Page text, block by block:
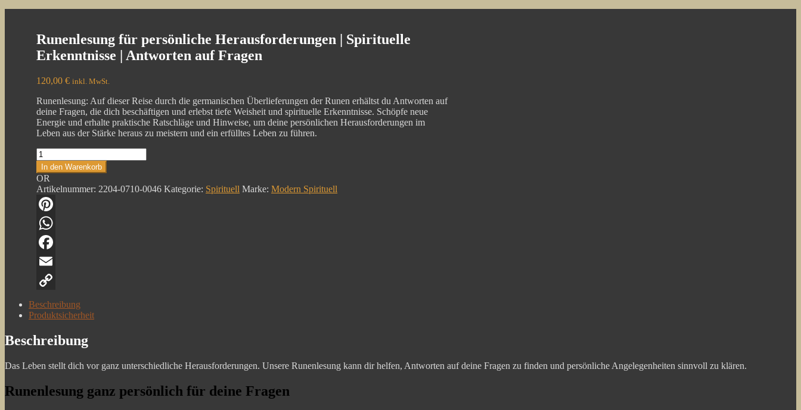
Runenlesung für persönliche Herausforderungen | Spirituelle
Erkenntnisse | Antworten auf Fragen
120,00€ inkl. MwSt.
Runenlesung: Auf dieser Reise durch die germanischen Überlieferungen der Runen erhältst du Antworten auf
deine Fragen, die dich beschäftigen und erlebst tiefe Weisheit und spirituelle Erkenntnisse. Schöpfe neue
Energie und erhalte praktische Ratschläge und Hinweise, um deine persönlichen Herausforderungen im
Leben aus der Stärke heraus zu meistern und ein erfülltes Leben zu führen.
Runenlesung
für
persönliche
Herausforderungen
|
Spirituelle
Erkenntnisse
Antworten
auf
Fragen
In den Warenkorb
OR
Artikelnummer: 2204-0710-0046 Kategorie: Spirituell Marke:Modern Spirituell
Pinterest
WhatsApp
Facebook
Email
Copy
Link
Beschreibung
Produktsicherheit
Beschreibung
Das Leben stellt dich vor ganz unterschiedliche Herausforderungen. Unsere Runenlesung kann dir helfen, Antworten auf deine Fragen zu finden und persönliche Angelegenheiten sinnvoll zu klären.
Runenlesung ganz persönlich für deine Fragen